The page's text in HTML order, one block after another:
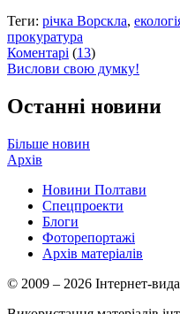
Теги: річка Ворскла,
прокуратура
Коментарі (13)
Вислови свою думку!
Останні новини
Більше новин
Архів
Новини Полтави
Спецпроекти
Блоги
Фоторепортажі
Архів матеріалів
© 2009 – 2026 Інтернет-